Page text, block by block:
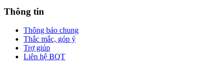
Thông tin
Thông báo chung
Thắc mắc, góp ý
Trợ giúp
Liên hệ BQT